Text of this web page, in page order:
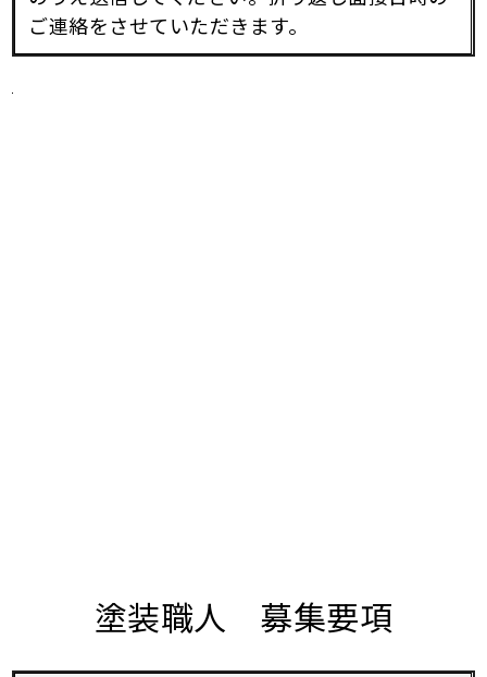
ご連絡をさせていただきます。
塗装職人 募集要項